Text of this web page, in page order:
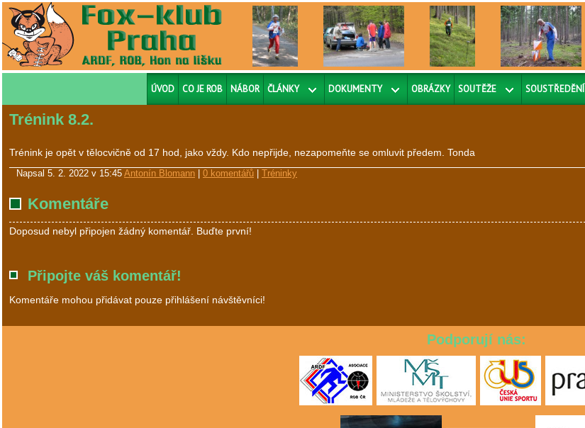
ÚVOD CO JE ROB NÁBOR ČLÁNKY DOKUMENTY OBRÁZKY SOUTĚŽE SOUSTŘEDĚNÍ
Trénink 8.2.
Trénink je opět v tělocvičně od 17 hod, jako vždy. Kdo nepřijde, nezapomeňte se omluvit předem. Tonda
Napsal 5. 2. 2022 v 15:45 Antonín Blomann 0 komentářů Tréninky
Komentáře
Doposud nebyl připojen žádný komentář. Buďte první!
Připojte váš komentář!
Komentáře mohou přidávat pouze přihlášení návštěvníci!
Podporují nás: